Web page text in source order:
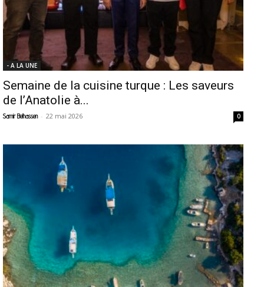
- A LA UNE
Semaine de la cuisine turque : Les saveurs
de l’Anatolie à...
Samir Belhassen - 22 mai 2026 0